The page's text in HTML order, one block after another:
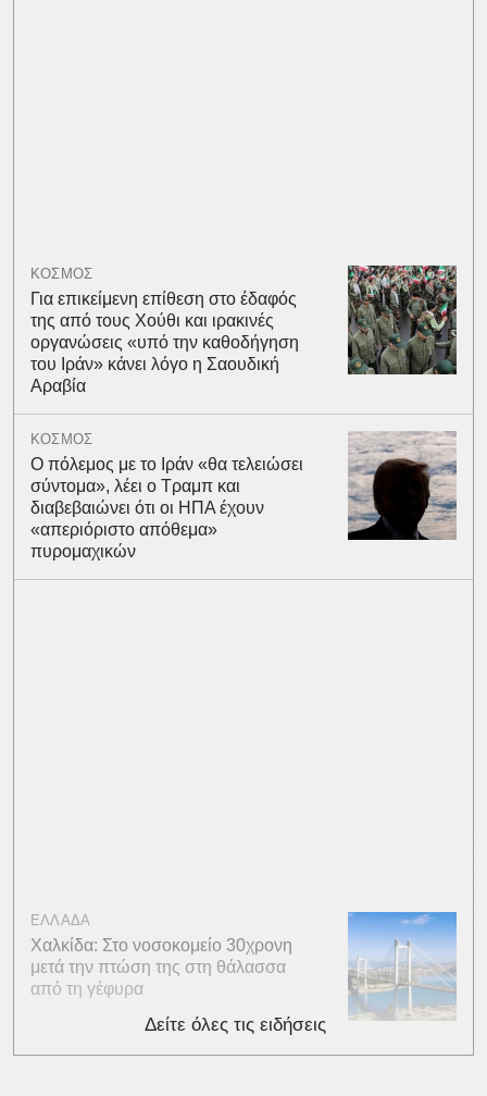
ΚΟΣΜΟΣ
Για επικείμενη επίθεση στο έδαφός
της από τους Χούθι και ιρακινές
οργανώσεις «υπό την καθοδήγηση
του Ιράν» κάνει λόγο η Σαουδική
Αραβία
ΚΟΣΜΟΣ
Ο πόλεμος με το Ιράν «θα τελειώσει
σύντομα», λέει ο Τραμπ και
διαβεβαιώνει ότι οι ΗΠΑ έχουν
«απεριόριστο απόθεμα»
πυρομαχικών
ΕΛΛΑΔΑ
Χαλκίδα: Στο νοσοκομείο 30χρονη
μετά την πτώση της στη θάλασσα
από τη γέφυρα
Δείτε όλες τις ειδήσεις